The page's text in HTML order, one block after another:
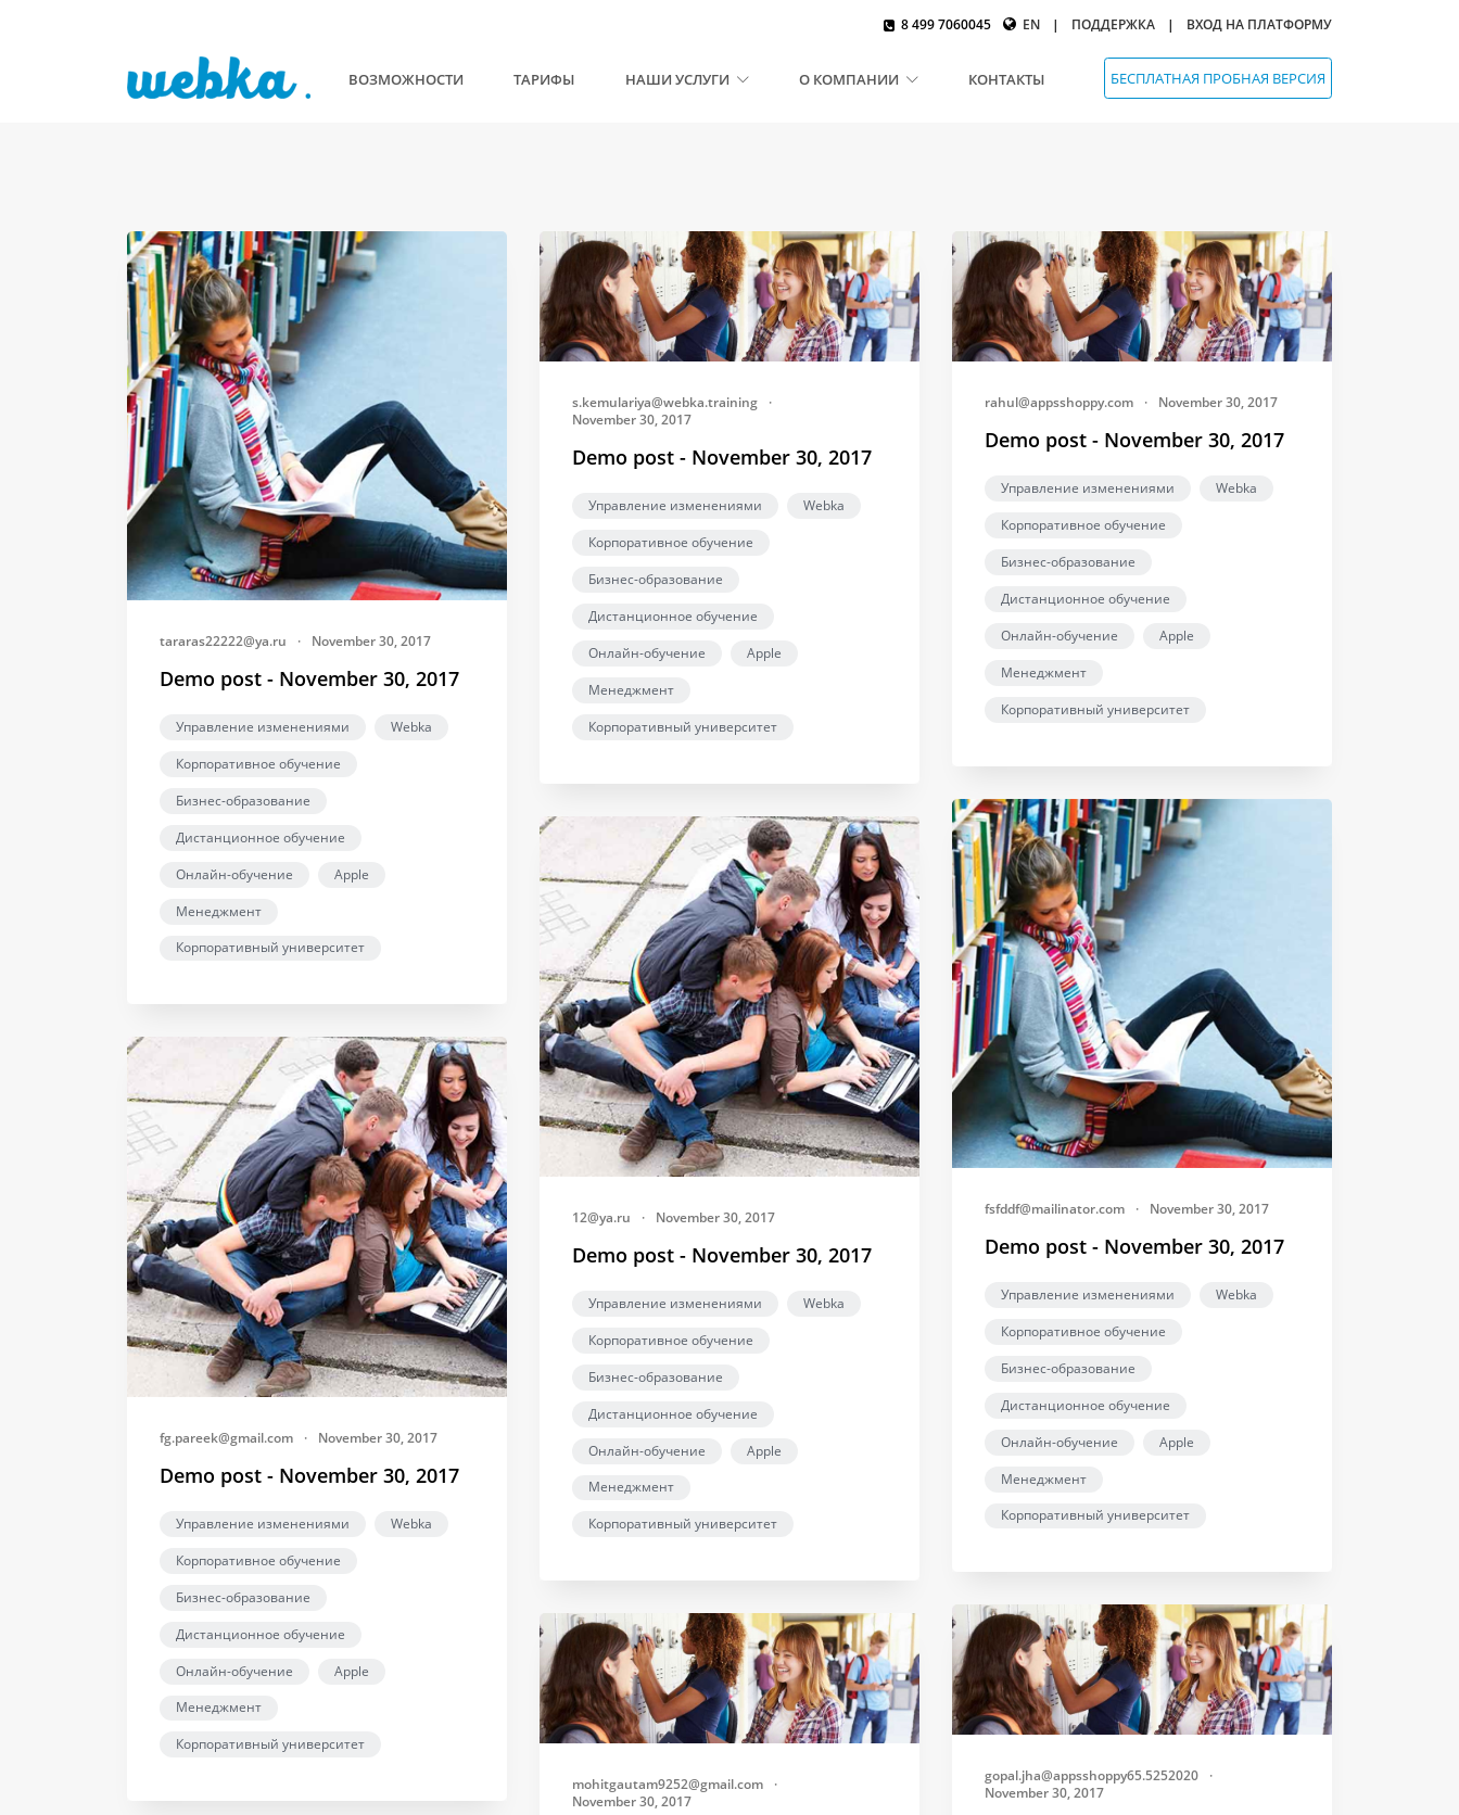
8 499 7060045 EN | ПОДДЕРЖКА | ВХОД НА ПЛАТФОРМУ
ВОЗМОЖНОСТИ ТАРИФЫ НАШИ УСЛУГИ(CURRENT)О КОМПАНИИ КОНТАКТЫ БЕСПЛАТНАЯ ПРОБНАЯ ВЕРСИЯ
tararas22222@ya.ru · November 30, 2017
Demo post - November 30, 2017
Управление изменениями
Webka
Корпоративное обучение
Бизнес-образование
Дистанционное обучение
Онлайн-обучение
Apple
Менеджмент
Корпоративный университет
s.kemulariya@webka.training
·
November 30, 2017
Demo post - November 30, 2017
Управление изменениями
Webka
Корпоративное обучение
Бизнес-образование
Дистанционное обучение
Онлайн-обучение
Apple
Менеджмент
Корпоративный университет
rahul@appsshoppy.com · November 30, 2017
Demo post - November 30, 2017
Управление изменениями
Webka
Корпоративное обучение
Бизнес-образование
Дистанционное обучение
Онлайн-обучение
Apple
Менеджмент
Корпоративный университет
fsfddf@mailinator.com · November 30, 2017
Demo post - November 30, 2017
Управление изменениями
Webka
Корпоративное обучение
Бизнес-образование
Дистанционное обучение
Онлайн-обучение
Apple
Менеджмент
Корпоративный университет
12@ya.ru · November 30, 2017
Demo post - November 30, 2017
Управление изменениями
Webka
Корпоративное обучение
Бизнес-образование
Дистанционное обучение
Онлайн-обучение
Apple
Менеджмент
Корпоративный университет
fg.pareek@gmail.com · November 30, 2017
Demo post - November 30, 2017
Управление изменениями
Webka
Корпоративное обучение
Бизнес-образование
Дистанционное обучение
Онлайн-обучение
Apple
Менеджмент
Корпоративный университет
gopal.jha@appsshoppy65.5252020
·
November 30, 2017
mohitgautam9252@gmail.com
·
November 30, 2017